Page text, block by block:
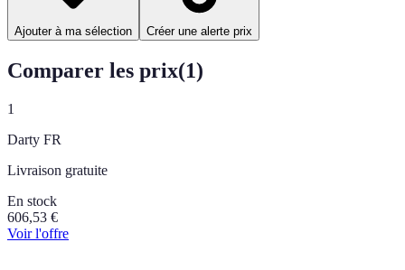
Ajouter à ma sélection Créer une alerte prix
Comparer les prix(1)
1
Darty FR
Livraison gratuite
En stock
606,53 €
Voir l'offre